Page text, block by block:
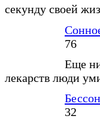
секунду своей
76
Еще
лекарств люди
32